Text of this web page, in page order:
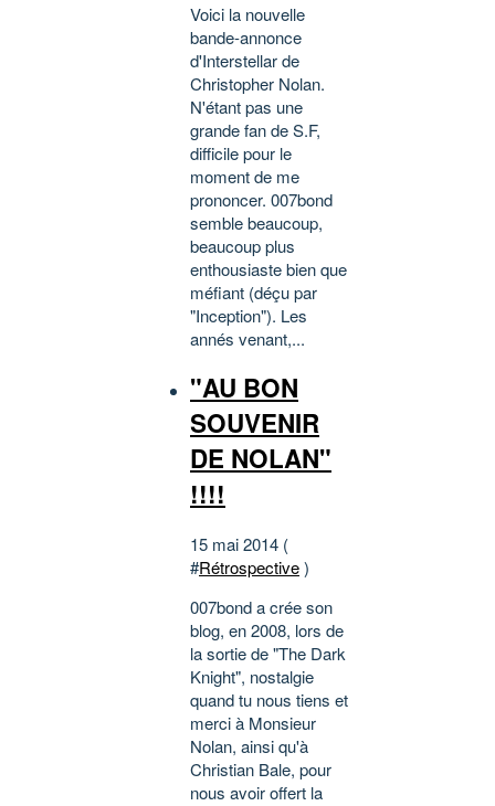
Voici la nouvelle
bande-annonce
d'Interstellar de
Christopher Nolan.
N'étant pas une
grande fan de S.F,
difficile pour le
moment de me
prononcer. 007bond
semble beaucoup,
beaucoup plus
enthousiaste bien que
méfiant (déçu par
"Inception"). Les
annés venant,...
"AU BON
SOUVENIR
DE NOLAN"
!!!!
15 mai 2014 (
#Rétrospective)
007bond a crée son
blog, en 2008, lors de
la sortie de "The Dark
Knight", nostalgie
quand tu nous tiens et
merci à Monsieur
Nolan, ainsi qu'à
Christian Bale, pour
nous avoir offert la